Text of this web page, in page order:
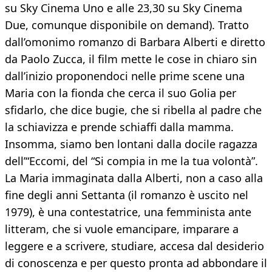
su Sky Cinema Uno e alle 23,30 su Sky Cinema
Due, comunque disponibile on demand). Tratto
dall’omonimo romanzo di Barbara Alberti e diretto
da Paolo Zucca, il film mette le cose in chiaro sin
dall’inizio proponendoci nelle prime scene una
Maria con la fionda che cerca il suo Golia per
sfidarlo, che dice bugie, che si ribella al padre che
la schiavizza e prende schiaffi dalla mamma.
Insomma, siamo ben lontani dalla docile ragazza
dell’“Eccomi, del “Si compia in me la tua volontà”.
La Maria immaginata dalla Alberti, non a caso alla
fine degli anni Settanta (il romanzo è uscito nel
1979), è una contestatrice, una femminista ante
litteram, che si vuole emancipare, imparare a
leggere e a scrivere, studiare, accesa dal desiderio
di conoscenza e per questo pronta ad abbondare il